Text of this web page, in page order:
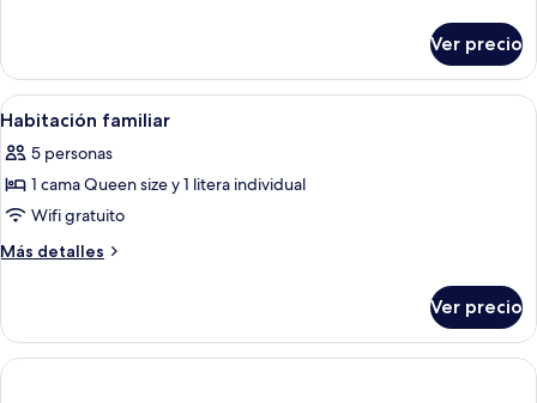
triple
básica
Ver precio
Abrir
todas
las
fotos
de
Habitación
Una cama con una manta blanca
1
Habitación familiar
5 personas
1 cama Queen size y 1 litera individual
Wifi gratuito
Más detalles
Más
familiar
Ver precio